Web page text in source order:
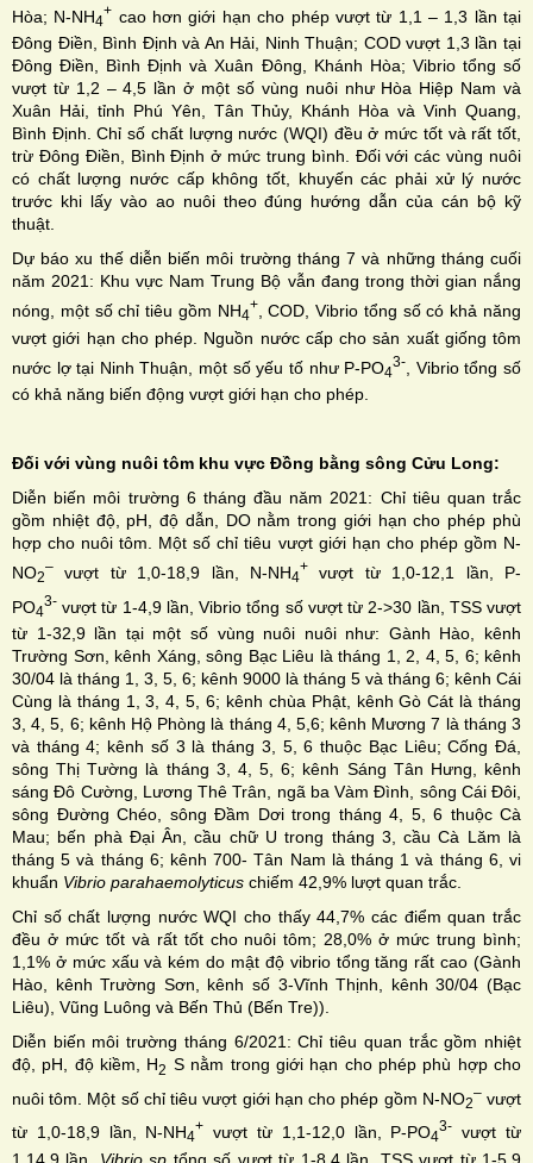
Hòa; N-NH4
+ cao hơn giới hạn cho phép vượt từ 1,1 – 1,3 lần tại
Đông Điền, Bình Định và An Hải, Ninh Thuận; COD vượt 1,3 lần tại
Đông Điền, Bình Định và Xuân Đông, Khánh Hòa; Vibrio tổng số
vượt từ 1,2 – 4,5 lần ở một số vùng nuôi như Hòa Hiệp Nam và
Xuân Hải, tỉnh Phú Yên, Tân Thủy, Khánh Hòa và Vinh Quang,
Bình Định. Chỉ số chất lượng nước (WQI) đều ở mức tốt và rất tốt,
trừ Đông Điền, Bình Định ở mức trung bình. Đối với các vùng nuôi
có chất lượng nước cấp không tốt, khuyến các phải xử lý nước
trước khi lấy vào ao nuôi theo đúng hướng dẫn của cán bộ kỹ
thuật.
Dự báo xu thế diễn biến môi trường tháng 7 và những tháng cuối
năm 2021: Khu vực Nam Trung Bộ vẫn đang trong thời gian nắng
nóng, một số chỉ tiêu gồm NH4
+, COD, Vibrio tổng số có khả năng
vượt giới hạn cho phép. Nguồn nước cấp cho sản xuất giống tôm
nước lợ tại Ninh Thuận, một số yếu tố như P-PO4
3-
, Vibrio tổng số
có khả năng biến động vượt giới hạn cho phép.
Đối với vùng nuôi tôm khu vực Đồng bằng sông Cửu Long:
Diễn biến môi trường 6 tháng đầu năm 2021: Chỉ tiêu quan trắc
gồm nhiệt độ, pH, độ dẫn, DO nằm trong giới hạn cho phép phù
hợp cho nuôi tôm. Một số chỉ tiêu vượt giới hạn cho phép gồm N-
NO2
– vượt từ 1,0-18,9 lần, N-NH4
+
vượt từ 1,0-12,1 lần, P-
PO4
3- vượt từ 1-4,9 lần, Vibrio tổng số vượt từ 2->30 lần, TSS vượt
từ 1-32,9 lần tại một số vùng nuôi nuôi như: Gành Hào, kênh
Trường Sơn, kênh Xáng, sông Bạc Liêu là tháng 1, 2, 4, 5, 6; kênh
30/04 là tháng 1, 3, 5, 6; kênh 9000 là tháng 5 và tháng 6; kênh Cái
Cùng là tháng 1, 3, 4, 5, 6; kênh chùa Phật, kênh Gò Cát là tháng
3, 4, 5, 6; kênh Hộ Phòng là tháng 4, 5,6; kênh Mương 7 là tháng 3
và tháng 4; kênh số 3 là tháng 3, 5, 6 thuộc Bạc Liêu; Cống Đá,
sông Thị Tường là tháng 3, 4, 5, 6; kênh Sáng Tân Hưng, kênh
sáng Đô Cường, Lương Thê Trân, ngã ba Vàm Đình, sông Cái Đôi,
sông Đường Chéo, sông Đầm Dơi trong tháng 4, 5, 6 thuộc Cà
Mau; bến phà Đại Ân, cầu chữ U trong tháng 3, cầu Cà Lăm là
tháng 5 và tháng 6; kênh 700- Tân Nam là tháng 1 và tháng 6, vi
khuẩn Vibrio parahaemolyticus chiếm 42,9% lượt quan trắc.
Chỉ số chất lượng nước WQI cho thấy 44,7% các điểm quan trắc
đều ở mức tốt và rất tốt cho nuôi tôm; 28,0% ở mức trung bình;
1,1% ở mức xấu và kém do mật độ vibrio tổng tăng rất cao (Gành
Hào, kênh Trường Sơn, kênh số 3-Vĩnh Thịnh, kênh 30/04 (Bạc
Liêu), Vũng Luông và Bến Thủ (Bến Tre)).
Diễn biến môi trường tháng 6/2021: Chỉ tiêu quan trắc gồm nhiệt
độ, pH, độ kiềm, H2 S nằm trong giới hạn cho phép phù hợp cho
nuôi tôm. Một số chỉ tiêu vượt giới hạn cho phép gồm N-NO2
–vượt
từ 1,0-18,9 lần, N-NH4
+ vượt từ 1,1-12,0 lần, P-PO4
3-
vượt từ